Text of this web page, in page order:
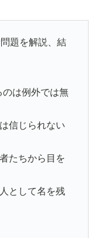
題を解説、結
は例外では無
信じられない
たちから目を
として名を残